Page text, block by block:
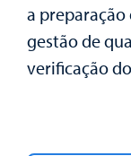
a preparação
gestão de
verificação